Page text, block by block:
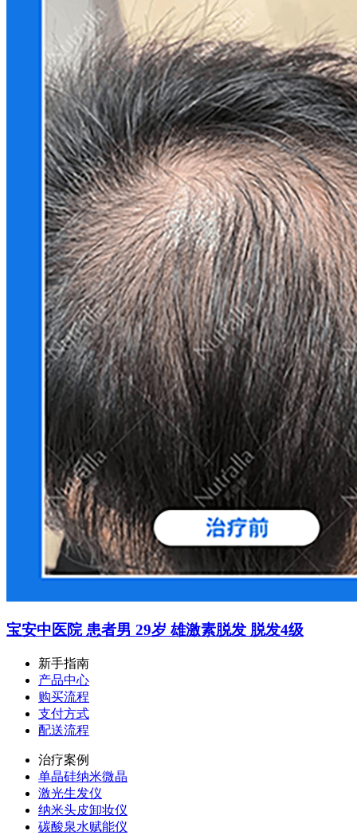
宝安中医院 患者男 29岁 雄激素脱发 脱发4级
新手指南
产品中心
购买流程
支付方式
配送流程
治疗案例
单晶硅纳米微晶
激光生发仪
纳米头皮卸妆仪
碳酸泉水赋能仪